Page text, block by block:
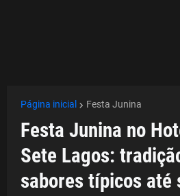
Página inicial Festa Junina
Festa Junina no
Sete Lagos:
sabores típicos até